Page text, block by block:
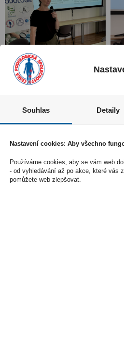
Souhlas Detaily
Nastavení cookies: Aby všechno
Používáme cookies, aby se vám web
- od vyhledávání až po akce, které vás
pomůžete web zlepšovat.